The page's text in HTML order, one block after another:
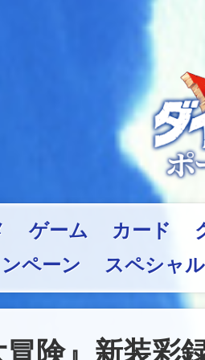
ゲーム カード
ペーン
スペシャル
冒険』新装彩